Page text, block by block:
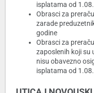
isplatama od
Obrasci za
zarade
godine
Obrasci za
zaposlenih koji su
nisu obavezno
isplatama od